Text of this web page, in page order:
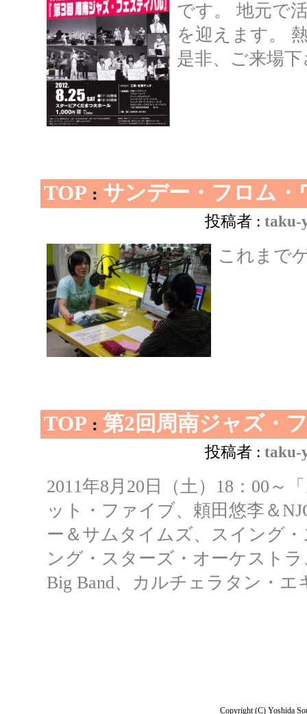
です。 地元で
を迎えます。
是非、ご来場
TOP : サンデー・フロム・
投稿者 : taku-
これまで
TOP : 第2回周南ジャズ・
投稿者 : taku-
2011年8月20日（土）18：00～
ット・ファイブ、頼田悠李＆
ー＆サムタイムズ、スイング
ング・スターズ・オーケスト
Big Band、カルチェラタン・
Copyright (C) Yoshida